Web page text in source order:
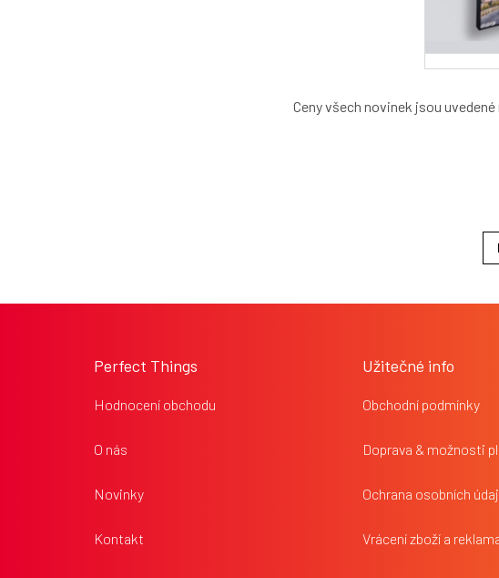
Ceny všech novinek jsou
Perfect Things
Hodnocení obchodu
O nás
Novinky
Kontakt
Užitečné info
Obchodní podmínky
Doprava & možnosti
Ochrana osobních
Vrácení zboží a